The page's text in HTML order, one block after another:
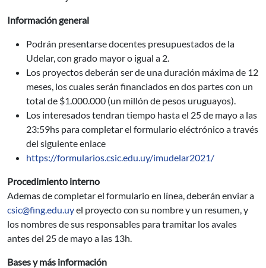
Información general
Podrán presentarse docentes presupuestados de la
Udelar, con grado mayor o igual a 2.
Los proyectos deberán ser de una duración máxima de 12
meses, los cuales serán financiados en dos partes con un
total de $1.000.000 (un millón de pesos uruguayos).
Los interesados tendran tiempo hasta el 25 de mayo a las
23:59hs para completar el formulario eléctrónico a través
del siguiente enlace
https://formularios.csic.edu.uy/imudelar2021/
Procedimiento interno
Ademas de completar el formulario en línea, deberán enviar a
csic@fing.edu.uyel proyecto con su nombre y un resumen, y
los nombres de sus responsables para tramitar los avales
antes del 25 de mayo a las 13h.
Bases y más información